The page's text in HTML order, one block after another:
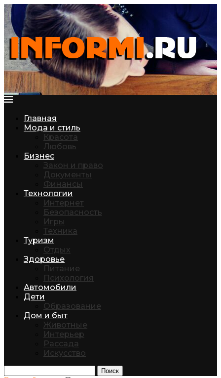
Главная
Мода и стиль
Красота
Любовь
Бизнес
Закон и право
Документы
Финансы
Технологии
Интернет
Безопасность
Игры
Техника
Туризм
Отдых
Здоровье
Питание
Психология
Автомобили
Дети
Образование
Дом и быт
Животные
Интерьер
Рассада
Искусство
Поиск